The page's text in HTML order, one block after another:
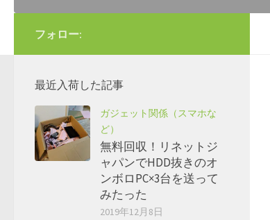
フォロー:
最近入荷した記事
ガジェット関係（スマホな
ど）
無料回収！リネットジ
ャパンでHDD抜きのオ
ンボロPC×3台を送って
みたった
2019年12月8日